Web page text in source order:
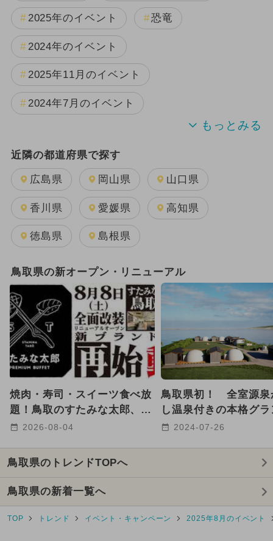
2025年のイベント 恐竜
2024年のイベント
2025年11月のイベント
2024年7月のイベント
2025年8月のイベント
2025年9月のイベント
2025年3月のイベント
2025年5月のイベント
2025年12月のイベント
2025年10月のイベント
GW(ゴールデンウィーク)
2024年12月のイベント
2024年11月のイベント
2025年7月のイベント
2025年4月のイベント
2025年2月のイベント
2025年6月のイベント
近隣の都道府県で探す
広島県 岡山県 山口県
香川県 愛媛県 高知県
徳島県 島根県
鳥取県の新オープン・リニューアル
焼肉・寿司・スイーツ食べ放
題！鳥取のすたみな太郎、
8/8リニューアルオープン
2026-08-04
鳥取県初！ 全室源泉
し温泉付きの本格グ
グリゾートが東郷湖
2024-07-26
鳥取県のトレンドTOPへ
鳥取県の新着一覧へ
TOP トレンド イベント・キャンペーン 2025年8月のイベント